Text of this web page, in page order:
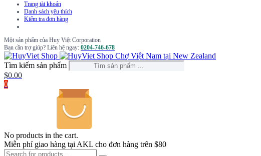
Trang tài khoản
Danh sách yêu thích
Kiểm tra đơn hàng
Một sản phẩm của Huy Việt Corporation
Bạn cần trợ giúp? Liên hệ ngay: 0204-746-678
Chợ Việt Nam tại New Zealand
Tìm kiếm sản phẩm
$0.00
0
No products in the cart.
Miễn phí giao hàng tại AKL cho đơn hàng trên $80